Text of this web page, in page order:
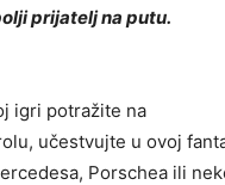
prijatelj na putu.
igri potražite na
učestvujte u ovoj
Porschea ili